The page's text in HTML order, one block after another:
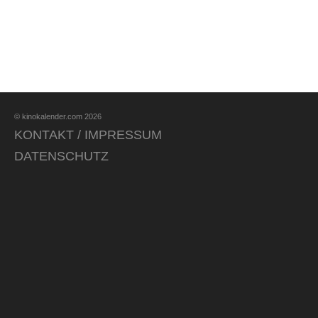
© kinokalender.com 2026
KONTAKT / IMPRESSUM
DATENSCHUTZ